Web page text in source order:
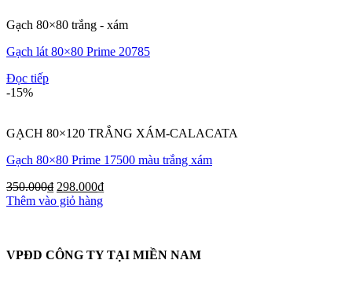
Gạch 80×80 trắng - xám
Gạch lát 80×80 Prime 20785
Đọc tiếp
-15%
GẠCH 80×120 TRẮNG XÁM-CALACATA
Gạch 80×80 Prime 17500 màu trắng xám
350.000₫ 298.000₫
Thêm vào giỏ hàng
VPĐD CÔNG TY TẠI MIỀN NAM